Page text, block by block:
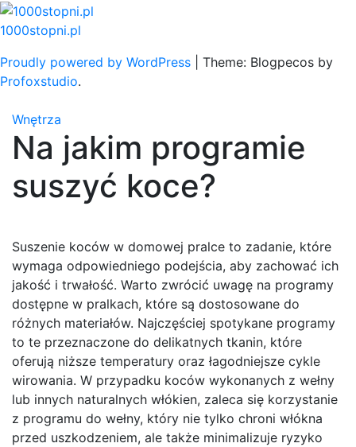
Skip
to
1000stopni.pl
Proudly powered by WordPress
Theme: Blogpecos by
Profoxstudio.
Wnętrza
Na jakim programie
suszyć koce?
Suszenie koców w domowej pralce to zadanie, które
wymaga odpowiedniego podejścia, aby zachować ich
jakość i trwałość. Warto zwrócić uwagę na programy
dostępne w pralkach, które są dostosowane do
różnych materiałów. Najczęściej spotykane programy
to te przeznaczone do delikatnych tkanin, które
oferują niższe temperatury oraz łagodniejsze cykle
wirowania. W przypadku koców wykonanych z wełny
lub innych naturalnych włókien, zaleca się korzystanie
z programu do wełny, który nie tylko chroni włókna
przed uszkodzeniem, ale także minimalizuje ryzyko